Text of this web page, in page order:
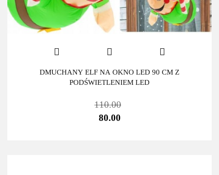
DMUCHANY ELF NA OKNO LED 90 CM Z
PODŚWIETLENIEM LED
110.00
80.00